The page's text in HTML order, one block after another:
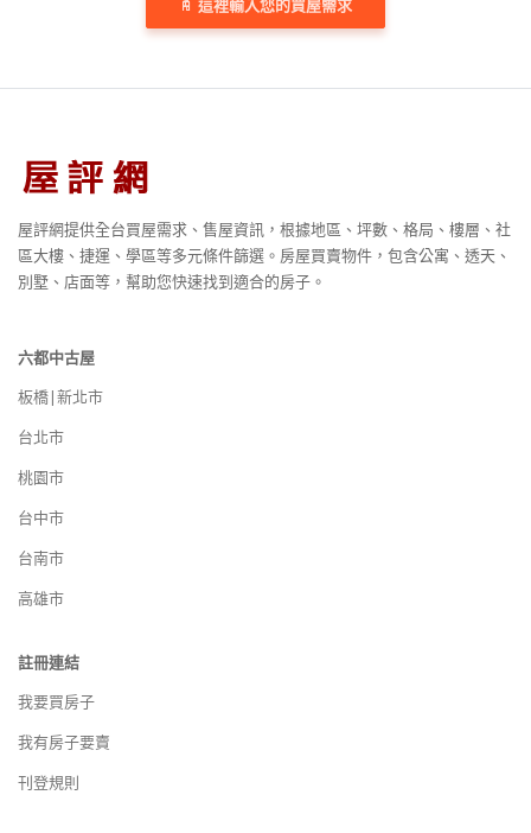
這裡輸入您的買屋需求
屋評網提供全台買屋需求、售屋資訊，根據地區、坪數、格局、樓層、社
區大樓、捷運、學區等多元條件篩選。房屋買賣物件，包含公寓、透天、
別墅、店面等，幫助您快速找到適合的房子。
六都中古屋
板橋|新北市
台北市
桃園市
台中市
台南市
高雄市
註冊連結
我要買房子
我有房子要賣
刊登規則